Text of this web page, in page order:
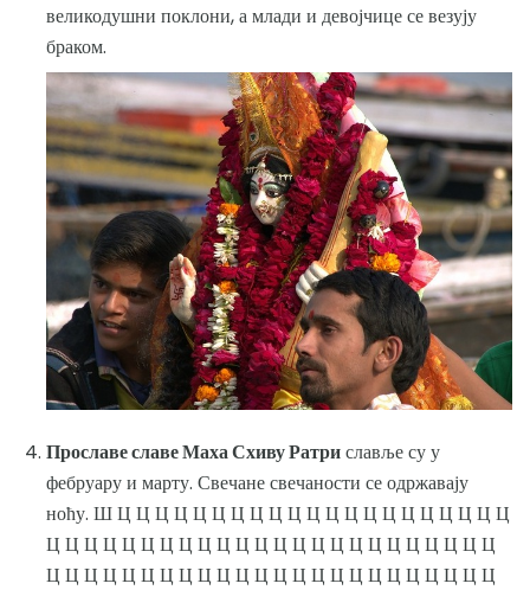
великодушни поклони, а млади и девојчице се везују
браком.
Прославе славе Маха Схиву Ратриславље су у
фебруару и марту. Свечане свечаности се одржавају
ноћу. Ш Ц Ц Ц Ц Ц Ц Ц Ц Ц Ц Ц Ц Ц Ц Ц Ц Ц Ц Ц Ц Ц
Ц Ц Ц Ц Ц Ц Ц Ц Ц Ц Ц Ц Ц Ц Ц Ц Ц Ц Ц Ц Ц Ц Ц Ц
Ц Ц Ц Ц Ц Ц Ц Ц Ц Ц Ц Ц Ц Ц Ц Ц Ц Ц Ц Ц Ц Ц Ц Ц